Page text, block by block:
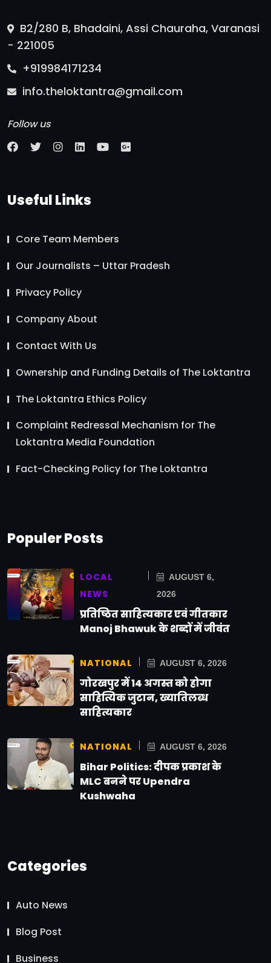
B2/280 B, Bhadaini, Assi Chauraha, Varanasi
- 221005
+919984171234
info.theloktantra@gmail.com
Follow us
Useful Links
Core Team Members
Our Journalists – Uttar Pradesh
Privacy Policy
Company About
Contact With Us
Ownership and Funding Details of The Loktantra
The Loktantra Ethics Policy
Complaint Redressal Mechanism for The
Loktantra Media Foundation
Fact-Checking Policy for The Loktantra
Populer Posts
LOCAL
NEWS
AUGUST 6,
2026
प्रतिष्ठित साहित्यकार एवं गीतकार
Manoj Bhawuk के शब्दों में जीवंत
NATIONAL AUGUST 6, 2026
गोरखपुर में 14 अगस्त को होगा
साहित्यिक जुटान, ख्यातिलब्ध
साहित्यकार
NATIONAL AUGUST 6, 2026
Bihar Politics: दीपक प्रकाश के
MLC बनने पर Upendra
Kushwaha
Categories
Auto News
Blog Post
Business